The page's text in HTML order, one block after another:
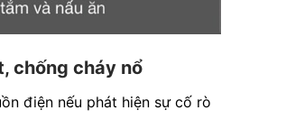
chống cháy nổ
điện nếu phát hiện sự cố rò